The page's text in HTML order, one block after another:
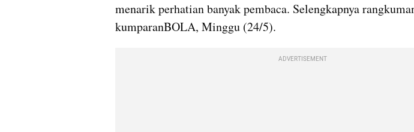
menarik perhatian banyak pembaca. Selengkapnya
kumparanBOLA, Minggu (24/5).
ADVERTISEMENT